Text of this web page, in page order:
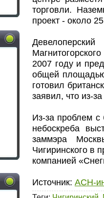
торговли.
проект - около
2007 году и
общей
готовил
заявил, что из-
Из-за проблем с
небоскреба
заммэра
Чигиринского в
компанией
Источник: АСН-